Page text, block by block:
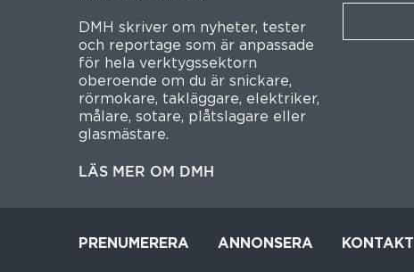
DMH skriver om nyheter, tester
och reportage som är anpassade
för hela verktygssektorn
oberoende om du är snickare,
rörmokare, takläggare, elektriker,
målare, sotare, plåtslagare eller
glasmästare.
LÄS MER OM DMH
PRENUMERERA ANNONSERA KONTAKT